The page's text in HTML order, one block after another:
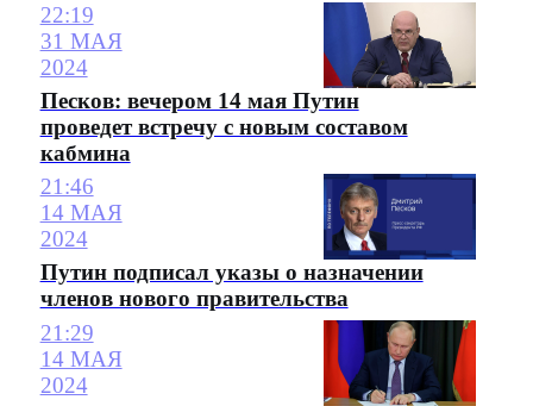
22:19
31 МАЯ
2024
Песков: вечером 14 мая Путин
проведет встречу с новым составом
кабмина
21:46
14 МАЯ
2024
Путин подписал указы о назначении
членов нового правительства
21:29
14 МАЯ
2024